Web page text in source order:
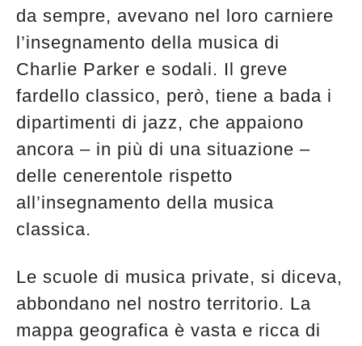
da sempre, avevano nel loro carniere
l’insegnamento della musica di
Charlie Parker e sodali. Il greve
fardello classico, però, tiene a bada i
dipartimenti di jazz, che appaiono
ancora – in più di una situazione –
delle cenerentole rispetto
all’insegnamento della musica
classica.
Le scuole di musica private, si diceva,
abbondano nel nostro territorio. La
mappa geografica è vasta e ricca di